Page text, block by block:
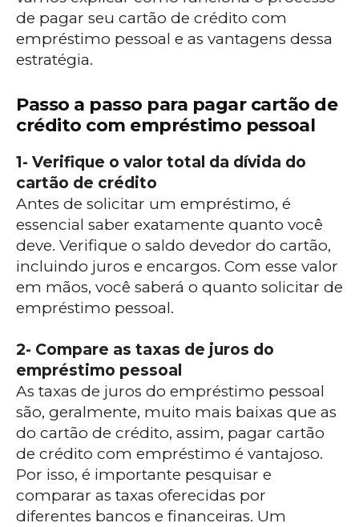
de pagar seu cartão de crédito com
empréstimo pessoal e as vantagens dessa
estratégia.
Passo a passo para pagar cartão de
crédito com empréstimo pessoal
1- Verifique o valor total da dívida do
cartão de crédito
Antes de solicitar um empréstimo, é
essencial saber exatamente quanto você
deve. Verifique o saldo devedor do cartão,
incluindo juros e encargos. Com esse valor
em mãos, você saberá o quanto solicitar de
empréstimo pessoal.
2- Compare as taxas de juros do
empréstimo pessoal
As taxas de juros do empréstimo pessoal
são, geralmente, muito mais baixas que as
do cartão de crédito, assim, pagar cartão
de crédito com empréstimo é vantajoso.
Por isso, é importante pesquisar e
comparar as taxas oferecidas por
diferentes bancos e financeiras. Um